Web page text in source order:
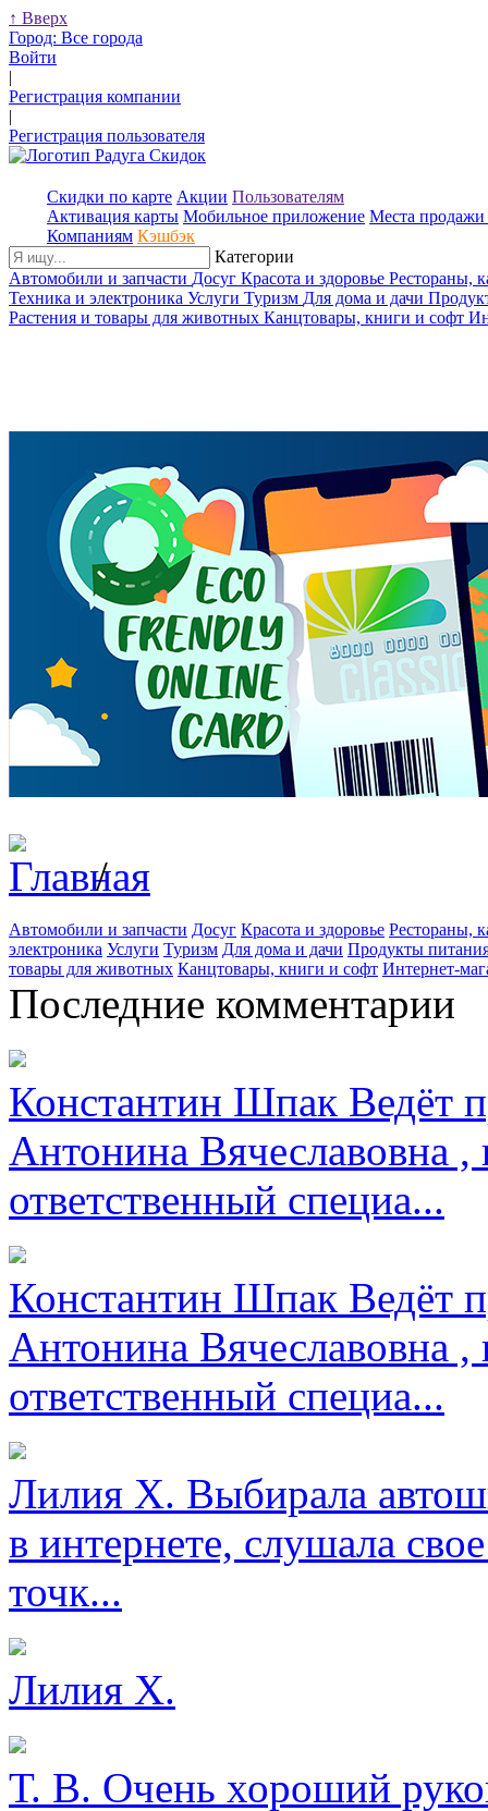
↑ Вверх
Город: Все города
Войти
|
Регистрация компании
|
Регистрация пользователя
Скидки по карте Акции Пользователям
Активация карты Мобильное приложение Места продажи
Компаниям Кэшбэк
Категории
Автомобили и запчасти Досуг Красота и здоровье Рестораны,
Техника и электроника Услуги Туризм Для дома и дачи
Растения и товары для животных Канцтовары, книги и софт
/
Автомобили и запчасти Досуг Красота и здоровье Рестораны,
электроника Услуги Туризм Для дома и дачи Продукты
товары для животных Канцтовары, книги и софт Интернет-
Последние комментарии
Константин Шпак Ведёт
Антонина Вячеславовна
ответственный специа...
Константин Шпак Ведёт
Антонина Вячеславовна
ответственный специа...
Лилия Х. Выбирала
в интернете, слушала
точк...
Лилия Х.
Т. В. Очень хороший